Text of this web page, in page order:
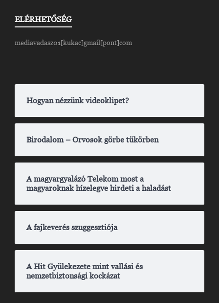
ELÉRHETŐSÉG
mediavadasz01[kukac]gmail[pont]com
Hogyan nézzünk videoklipet?
Birodalom – Orvosok görbe tükörben
A magyargyalázó Telekom most a
magyaroknak hízelegve hirdeti a haladást
A fajkeverés szuggesztiója
A Hit Gyülekezete mint vallási és
nemzetbiztonsági kockázat